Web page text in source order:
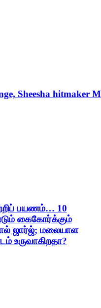
Sheesha hitmaker
பயணம்… 10
கைகோர்க்கும்
ஜார்ஜ்; மலையாள
உருவாகிறதா?